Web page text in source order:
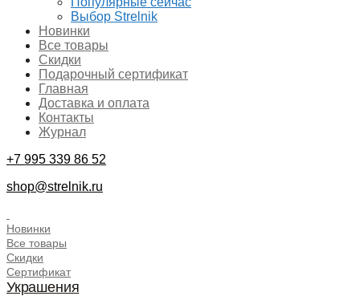
Выбор Strelnik
Новинки
Все товары
Скидки
Подарочный сертификат
Главная
Доставка и оплата
Контакты
Журнал
+7 995 339 86 52
shop@strelnik.ru
Новинки
Все товары
Скидки
Сертификат
Украшения